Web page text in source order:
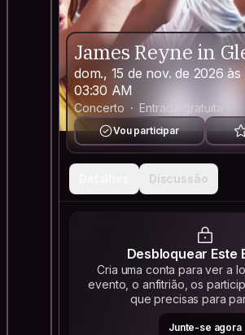
James Reyne in
dom., 15 de nov. de 2026
03:30 AM
Concerto Entrada gratuita
Vou participar
Discussão
Desbloquear Este
Cria uma conta para ver a
evento, o anfitrião, os
que precisas para
Junte-se agora